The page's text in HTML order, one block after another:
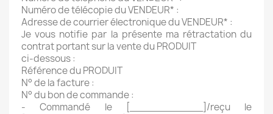
Numéro de télécopie du VENDEUR* :
Adresse de courrier électronique du VENDEUR* :
Je vous notifie par la présente ma rétractation du
contrat portant sur la vente du PRODUIT
ci-dessous :
Référence du PRODUIT
N° de la facture :
N° du bon de commande :
- Commandé le [____________]/reçu le